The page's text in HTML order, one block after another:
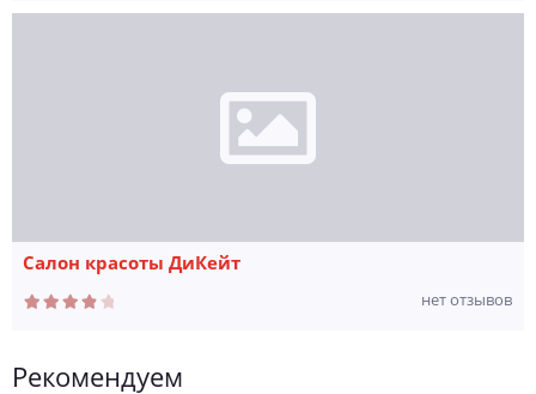
Салон красоты ДиКейт
нет отзывов
Рекомендуем